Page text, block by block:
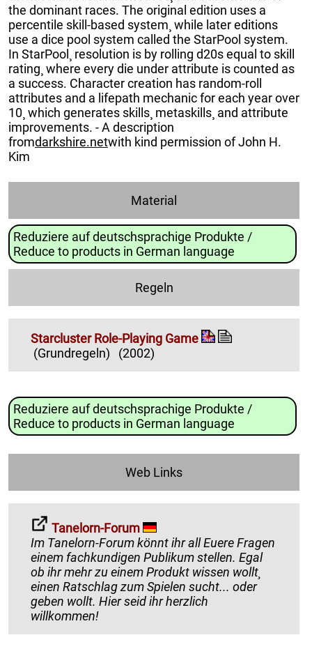
the dominant races. The original edition uses a
percentile skill-based system¸ while later editions
use a dice pool system called the StarPool system.
In StarPool¸ resolution is by rolling d20s equal to skill
rating¸ where every die under attribute is counted as
a success. Character creation has random-roll
attributes and a lifepath mechanic for each year over
10¸ which generates skills¸ metaskills¸ and attribute
improvements. - A description
fromdarkshire.netwith kind permission of John H.
Kim
Material
Reduziere auf deutschsprachige Produkte /
Reduce to products in German language
Regeln
Starcluster Role-Playing Game
(Grundregeln)
(2002)
Reduziere auf deutschsprachige Produkte /
Reduce to products in German language
Web Links
Tanelorn-Forum
Im Tanelorn-Forum könnt ihr all Euere Fragen
einem fachkundigen Publikum stellen. Egal
ob ihr mehr zu einem Produkt wissen wollt¸
einen Ratschlag zum Spielen sucht... oder
geben wollt. Hier seid ihr herzlich
willkommen!